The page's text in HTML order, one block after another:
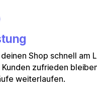
Shop schnell am
Kunden zufrieden
weiterlaufen.